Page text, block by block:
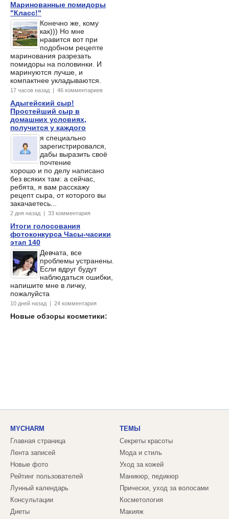
Маринованные помидоры
"Класс!"
Конечно же, кому
как))) Но мне
нравится вот при
подобном рецепте
маринования разрезать
помидоры на половинки. И
маринуются лучше, и
компактнее укладываются.
17 часов назад | 46 комментариев
Адыгейский сыр!
Простейший сыр в
домашних условиях,
получится у каждого
я специально
зарегистрировался,
дабы выразить своё
почтение
хорошо и по делу написано
без всяких там: а сейчас,
ребята, я вам расскажу
рецепт сыра, от которого вы
закачаетесь...
2 дня назад | 33 комментария
Итоги голосования
фотоконкурса Часы-часики
этап 140
Девчата, все
проблемы устранены.
Если вдруг будут
наблюдаться ошибки,
напишите мне в личку,
пожалуйста
10 дней назад | 24 комментария
Новые обзоры косметики:
MYCHARM
Главная страница
Лента записей
Новые фото
Рейтинг пользователей
Лунный календарь
Консультации
Диеты
ТЕМЫ
Секреты красоты
Мода и стиль
Уход за кожей
Маникюр, педикюр
Прически, уход за волосами
Косметология
Макияж